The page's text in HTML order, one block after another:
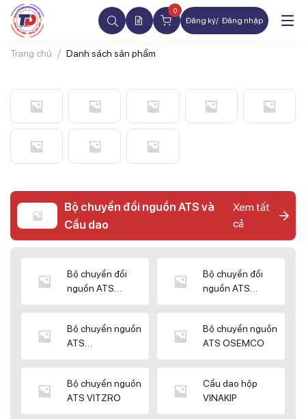
0
Đăng ký Đăng nhập
Trang chủ Danh sách sản phẩm
Bộ chuyển đổi nguồn ATS và
Cầu dao
Xem tất
cả
Bộ chuyển đổi
nguồn ATS
Bộ chuyển đổi
nguồn ATS
Bộ chuyển nguồn
ATS
Bộ chuyển nguồn
ATS OSEMCO
Bộ chuyển nguồn
ATS VITZRO
Cầu dao hộp
VINAKIP